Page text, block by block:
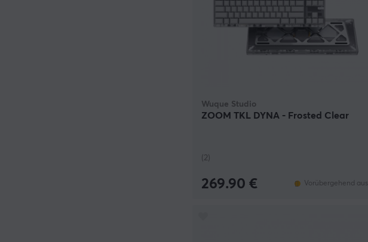
Wuque Studio
ZOOM TKL DYNA - Frosted Clear
(2)
269.90 € Vorübergehend aus